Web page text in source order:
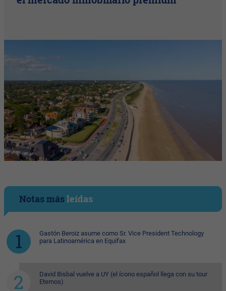
Notas másleídas
Gastón Beroiz asume como Sr. Vice President Technology
para Latinoamérica en Equifax
David Bisbal vuelve a UY (el ícono español llega con su tour
Eternos)